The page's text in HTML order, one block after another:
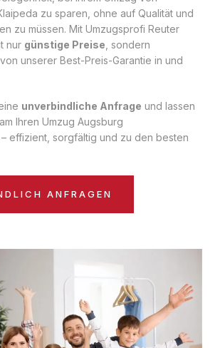
zu sparen, ohne auf Qualität und
zu müssen. Mit Umzugsprofi Reuter
nur günstige Preise , sondern
unserer Best-Preis-Garantie in und
unverbindliche Anfrage und lassen
Ihren Umzug Augsburg
effizient, sorgfältig und zu den besten
ANFRAGEN